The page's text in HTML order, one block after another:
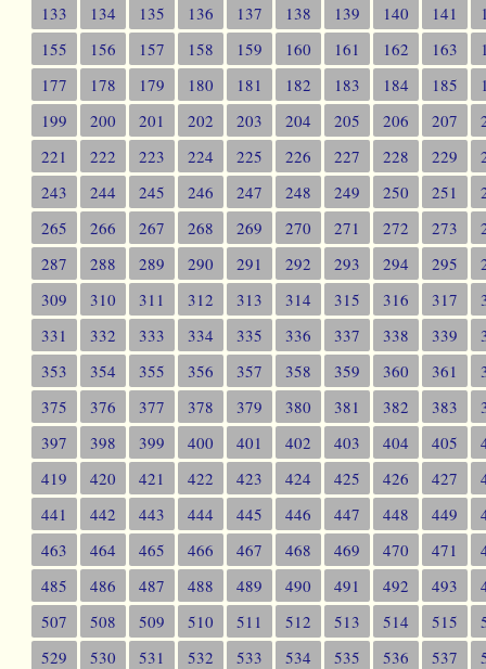
133
134 135 136 137 138 139 140 141
155
156 157 158 159 160 161 162 163
177
178 179 180 181 182 183 184 185
199
200 201 202 203 204 205 206 207
221
222 223 224 225 226 227 228 229
243
244 245 246 247 248 249 250 251
265
266 267 268 269 270 271 272 273
287
288 289 290 291 292 293 294 295
309
310 311 312 313 314 315 316 317
331
332 333 334 335 336 337 338 339
353
354 355 356 357 358 359 360 361
375
376 377 378 379 380 381 382 383
397
398 399 400 401 402 403 404 405
419
420 421 422 423 424 425 426 427
441
442 443 444 445 446 447 448 449
463
464 465 466 467 468 469 470 471
485
486 487 488 489 490 491 492 493
507
508 509 510 511 512 513 514 515
529
530 531 532 533 534 535 536 537